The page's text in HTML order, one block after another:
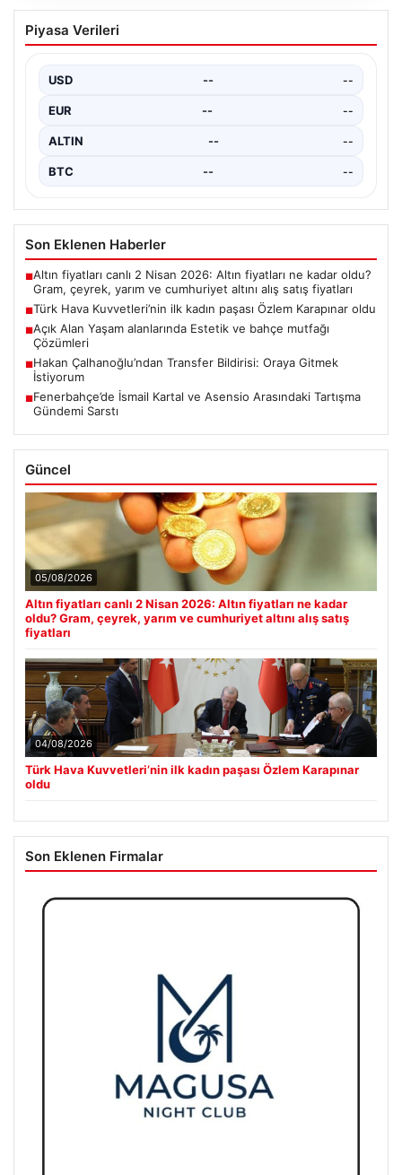
Fenerbahçe’de İsmail Kartal ve Asensio
Arasındaki Tartışma Gündemi Sarstı
kararlar, Fenerbahçe teknik ekibi ve futbolcuları
arasında…
Piyasa Verileri
USD -- --
EUR -- --
ALTIN -- --
BTC -- --
Son Eklenen Haberler
■Altın fiyatları canlı 2 Nisan 2026: Altın fiyatları ne kadar oldu?
Gram, çeyrek, yarım ve cumhuriyet altını alış satış fiyatları
■Türk Hava Kuvvetleri’nin ilk kadın paşası Özlem Karapınar oldu
■Açık Alan Yaşam alanlarında Estetik ve bahçe mutfağı
Çözümleri
■Hakan Çalhanoğlu’ndan Transfer Bildirisi: Oraya Gitmek
İstiyorum
■Fenerbahçe’de İsmail Kartal ve Asensio Arasındaki Tartışma
Gündemi Sarstı
Güncel
05/08/2026
Altın fiyatları canlı 2 Nisan 2026: Altın fiyatları ne kadar
oldu? Gram, çeyrek, yarım ve cumhuriyet altını alış satış
fiyatları
04/08/2026
Türk Hava Kuvvetleri’nin ilk kadın paşası Özlem Karapınar
oldu
Son Eklenen Firmalar